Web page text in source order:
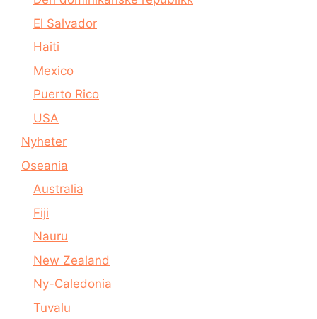
El Salvador
Haiti
Mexico
Puerto Rico
USA
Nyheter
Oseania
Australia
Fiji
Nauru
New Zealand
Ny-Caledonia
Tuvalu